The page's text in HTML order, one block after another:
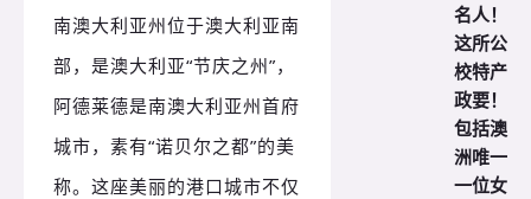
南澳大利亚州位于澳大利亚南
部，是澳大利亚“节庆之州”，
阿德莱德是南澳大利亚州首府
城市，素有“诺贝尔之都”的美
称。 这座美丽的港口城市不仅
名人！
这所公
校特产
政要！
包括澳
洲唯一
一位女